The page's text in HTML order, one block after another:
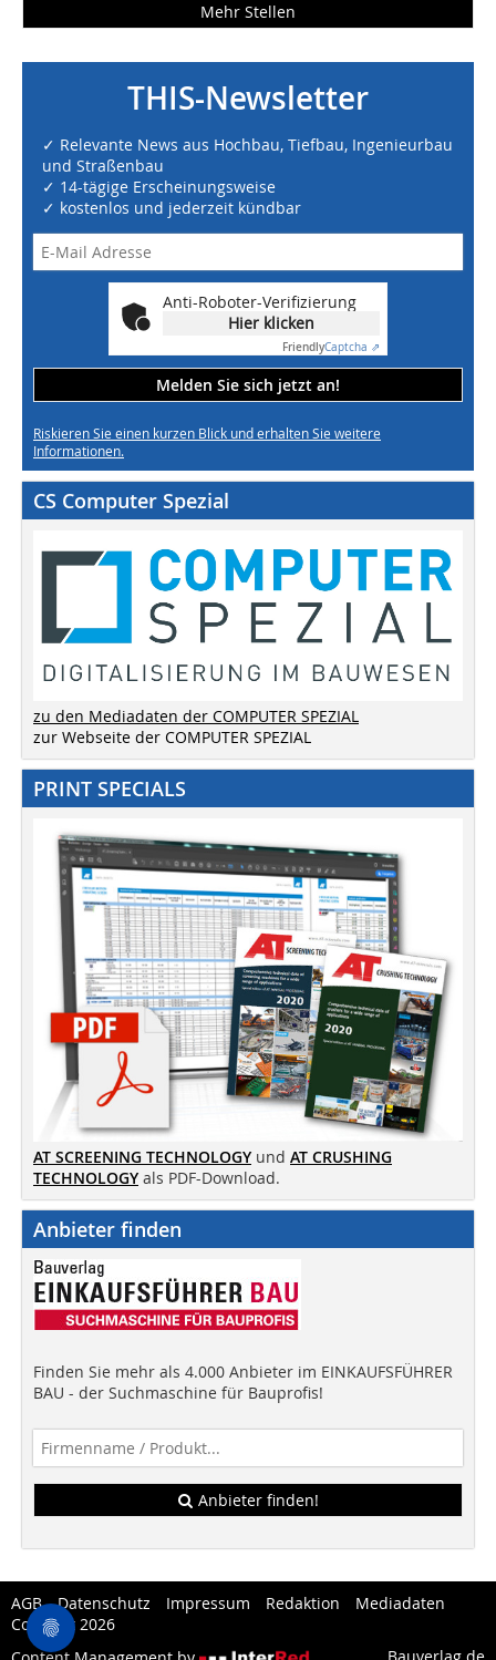
Mehr Stellen
THIS-Newsletter
✓ Relevante News aus Hochbau, Tiefbau, Ingenieurbau
und Straßenbau
✓ 14-tägige Erscheinungsweise
✓ kostenlos und jederzeit kündbar
Anti-Roboter-Verifizierung
Hier klicken
FriendlyCaptcha ⇗
Melden Sie sich jetzt an!
Riskieren Sie einen kurzen Blick und erhalten Sie weitere
Informationen.
CS Computer Spezial
zu den Mediadaten der COMPUTER SPEZIAL
zur Webseite der COMPUTER SPEZIAL
PRINT SPECIALS
AT SCREENING TECHNOLOGY und AT CRUSHING
TECHNOLOGY als PDF-Download.
Anbieter finden
Finden Sie mehr als 4.000 Anbieter im EINKAUFSFÜHRER
BAU - der Suchmaschine für Bauprofis!
Anbieter finden!
AGB Datenschutz Impressum Redaktion
Mediadaten
Copytest 2026
Bauverlag.de